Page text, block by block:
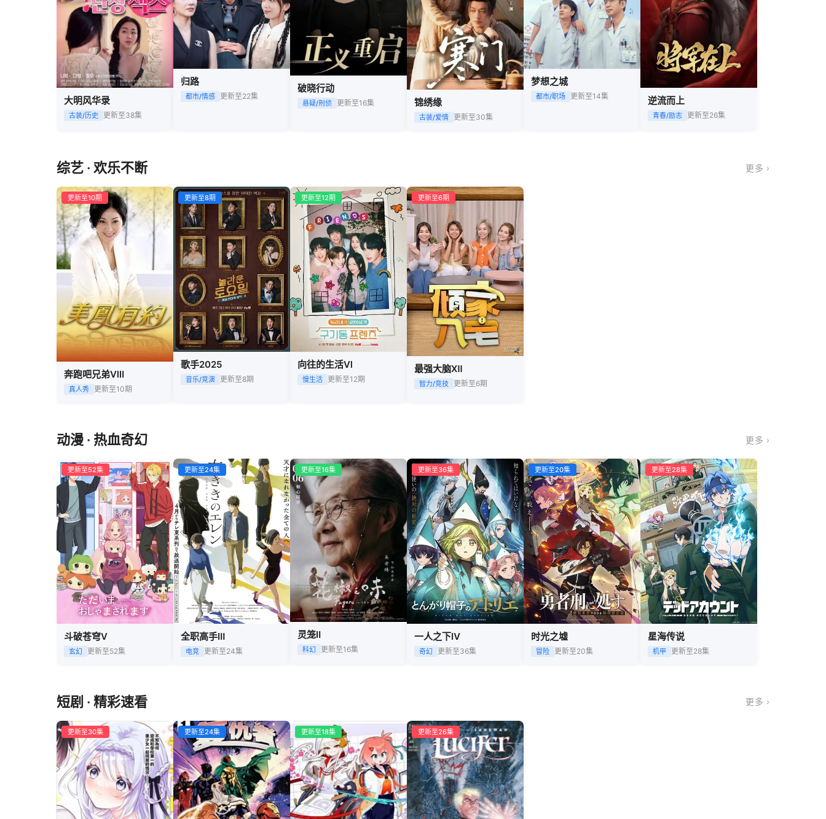
大明风华录
古装/历史 更新至38集
归路
都市/情感 更新至22集
破晓行动
悬疑/刑侦 更新至16集 锦绣缘
古装/爱情 更新至30集
梦想之城
都市/职场 更新至14集 逆流而上
青春/励志 更新至26集
综艺 · 欢乐不断 更多 ›
更新至10期
奔跑吧兄弟Ⅷ
真人秀 更新至10期
更新至8期
歌手2025
音乐/竞演 更新至8期
更新至12期
向往的生活Ⅵ
慢生活 更新至12期
更新至6期
最强大脑Ⅻ
智力/竞技 更新至6期
动漫 · 热血奇幻 更多 ›
更新至52集
斗破苍穹Ⅴ
玄幻 更新至52集
更新至24集
全职高手Ⅲ
电竞 更新至24集
更新至16集
灵笼Ⅱ
科幻 更新至16集
更新至36集
一人之下Ⅳ
奇幻 更新至36集
更新至20集
时光之墟
冒险 更新至20集
更新至28集
星海传说
机甲 更新至28集
短剧 · 精彩速看 更多 ›
更新至30集 更新至24集 更新至18集 更新至26集